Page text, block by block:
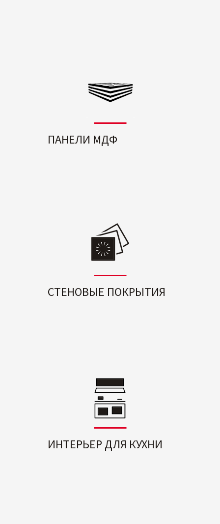
ПАНЕЛИ МДФ
СТЕНОВЫЕ ПОКРЫТИЯ
ИНТЕРЬЕР ДЛЯ КУХНИ